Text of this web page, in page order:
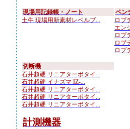
現場用記録帳・ノート
土牛 現場用新素材レベルブ...
ペン
ロブ
エン
ロブ
ロブ
ロブ
切断機
石井超硬 リニアターボタイ...
石井超硬 イナズマ IZ-...
石井超硬 リニアターボタイ...
石井超硬 リニアターボタイ...
石井超硬 リニアターボタイ...
計測機器